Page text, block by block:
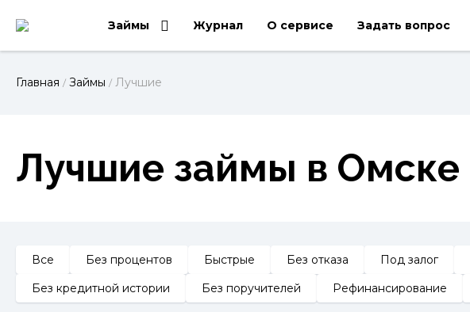
Займы Журнал О сервисе Задать вопрос
Главная / Займы / Лучшие
Лучшие займы в Омске
Все Без процентов Быстрые Без отказа Под залог
Без кредитной истории
Без поручителей Рефинансирование